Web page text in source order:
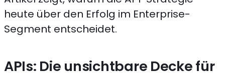
heute über den Erfolg im Enterprise-
Segment entscheidet.
APIs: Die unsichtbare Decke für